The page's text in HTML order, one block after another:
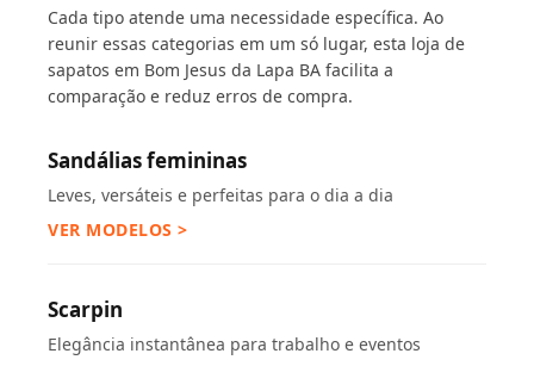
Cada tipo atende uma necessidade específica. Ao
reunir essas categorias em um só lugar, esta loja de
sapatos em Bom Jesus da Lapa BA facilita a
comparação e reduz erros de compra.
Sandálias femininas
Leves, versáteis e perfeitas para o dia a dia
VER MODELOS >
Scarpin
Elegância instantânea para trabalho e eventos